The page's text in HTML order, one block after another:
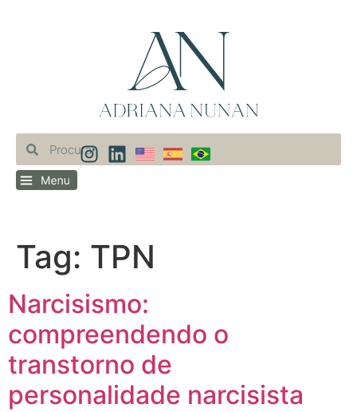
Tag: TPN
Narcisismo:
compreendendo o
transtorno de
personalidade narcisista